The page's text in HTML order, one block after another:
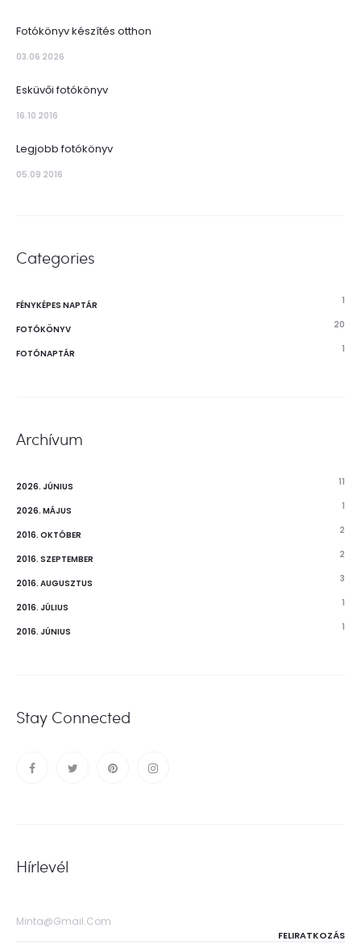
Fotókönyv készítés otthon
03.06 2026
Esküvői fotókönyv
16.10 2016
Legjobb fotókönyv
05.09 2016
Categories
FÉNYKÉPES NAPTÁR 1
FOTÓKÖNYV 20
FOTÓNAPTÁR 1
Archívum
2026. JÚNIUS 11
2026. MÁJUS 1
2016. OKTÓBER 2
2016. SZEPTEMBER 2
2016. AUGUSZTUS 3
2016. JÚLIUS 1
2016. JÚNIUS 1
Stay Connected
Hírlevél